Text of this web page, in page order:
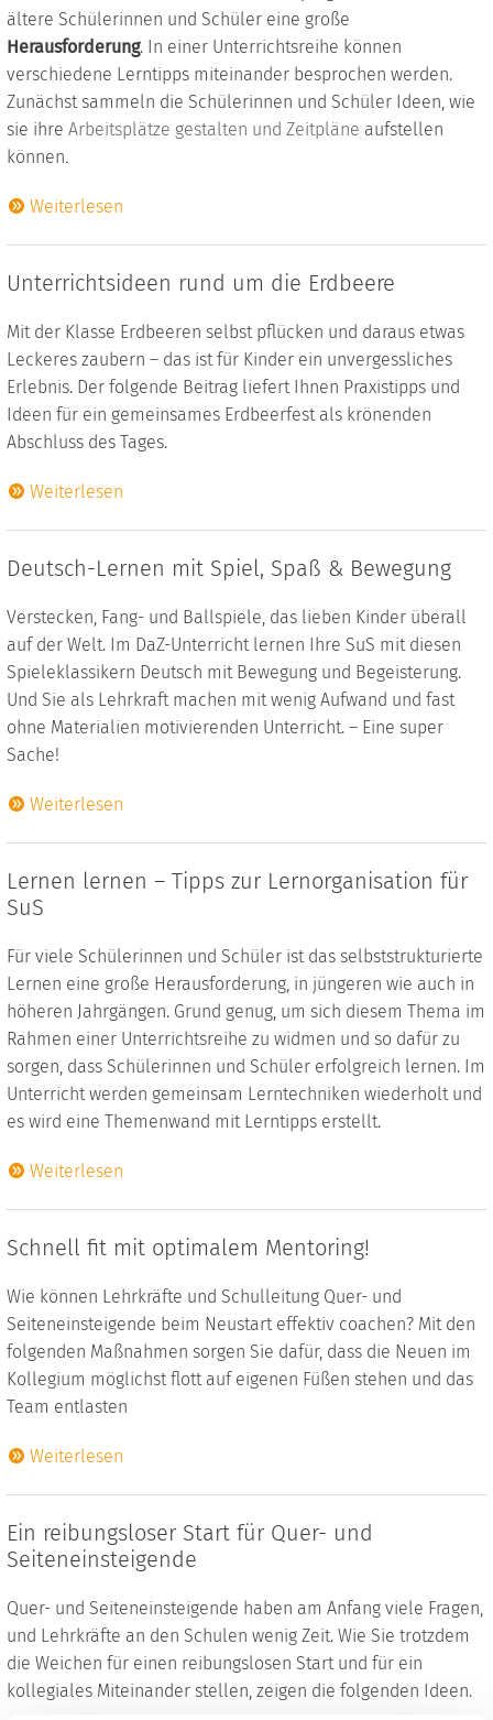
ältere Schülerinnen und Schüler eine große
Herausforderung. In einer Unterrichtsreihe können
verschiedene Lerntipps miteinander besprochen werden.
Zunächst sammeln die Schülerinnen und Schüler Ideen, wie
sie ihre Arbeitsplätze gestalten und Zeitpläne aufstellen
können.
Weiterlesen
Unterrichtsideen rund um die Erdbeere
Mit der Klasse Erdbeeren selbst pflücken und daraus etwas
Leckeres zaubern – das ist für Kinder ein unvergessliches
Erlebnis. Der folgende Beitrag liefert Ihnen Praxistipps und
Ideen für ein gemeinsames Erdbeerfest als krönenden
Abschluss des Tages.
Weiterlesen
Deutsch-Lernen mit Spiel, Spaß & Bewegung
Verstecken, Fang- und Ballspiele, das lieben Kinder überall
auf der Welt. Im DaZ-Unterricht lernen Ihre SuS mit diesen
Spieleklassikern Deutsch mit Bewegung und Begeisterung.
Und Sie als Lehrkraft machen mit wenig Aufwand und fast
ohne Materialien motivierenden Unterricht. – Eine super
Sache!
Weiterlesen
Lernen lernen – Tipps zur Lernorganisation für
SuS
Für viele Schülerinnen und Schüler ist das selbststrukturierte
Lernen eine große Herausforderung, in jüngeren wie auch in
höheren Jahrgängen. Grund genug, um sich diesem Thema im
Rahmen einer Unterrichtsreihe zu widmen und so dafür zu
sorgen, dass Schülerinnen und Schüler erfolgreich lernen. Im
Unterricht werden gemeinsam Lerntechniken wiederholt und
es wird eine Themenwand mit Lerntipps erstellt.
Weiterlesen
Schnell fit mit optimalem Mentoring!
Wie können Lehrkräfte und Schulleitung Quer- und
Seiteneinsteigende beim Neustart effektiv coachen? Mit den
folgenden Maßnahmen sorgen Sie dafür, dass die Neuen im
Kollegium möglichst flott auf eigenen Füßen stehen und das
Team entlasten
Weiterlesen
Ein reibungsloser Start für Quer- und
Seiteneinsteigende
Quer- und Seiteneinsteigende haben am Anfang viele Fragen,
und Lehrkräfte an den Schulen wenig Zeit. Wie Sie trotzdem
die Weichen für einen reibungslosen Start und für ein
kollegiales Miteinander stellen, zeigen die folgenden Ideen.